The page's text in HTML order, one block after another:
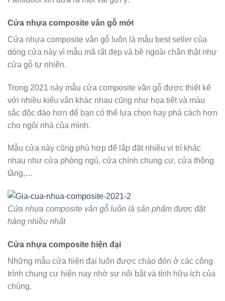
Cửa nhựa composite vân gỗ mới
Cửa nhựa composite vân gỗ luôn là mẫu best seller của
dòng cửa này vì mẫu mã rất đẹp và bề ngoài chân thật như
cửa gỗ tự nhiên.
Trong 2021 này mẫu cửa composite vân gỗ được thiết kế
với nhiều kiểu vân khác nhau cũng như họa tiết và màu
sắc độc đáo hơn để bạn có thể lựa chọn hay phá cách hơn
cho ngôi nhà của mình.
Mẫu cửa này cũng phù hợp để lắp đặt nhiều vị trí khác
nhau như cửa phòng ngủ, cửa chính chung cư, cửa thông
tầng,…
Cửa nhựa composite vân gỗ luôn là sản phẩm được đặt
hàng nhiều nhất
Cửa nhựa composite hiện đại
Những mẫu cửa hiện đại luôn được chào đón ở các công
trình chung cư hiện nay nhờ sự nổi bật và tính hữu ích của
chúng.